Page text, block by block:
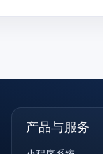
产品与服务